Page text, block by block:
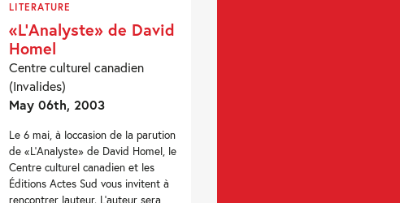
LITERATURE
«L’Analyste» de David
Homel
Centre culturel canadien
(Invalides)
May 06th, 2003
Le 6 mai, à loccasion de la parution
de «L'Analyste» de David Homel, le
Centre culturel canadien et les
Éditions Actes Sud vous invitent à
rencontrer lauteur. L'auteur sera